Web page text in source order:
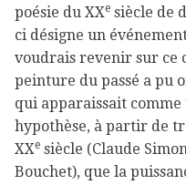
poésie du XXe siècle de
ci désigne un
voudrais revenir sur ce
peinture du passé a pu
qui apparaissait
hypothèse, à partir de
XXe siècle (Claude
Bouchet), que la